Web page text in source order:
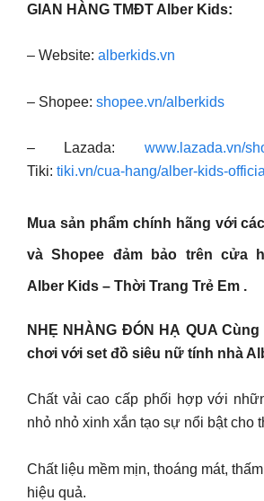
GIAN HÀNG TMĐT Alber Kids:
– Website: alberkids.vn
– Shopee: shopee.vn/alberkids
– Lazada: www.lazada.vn/
Tiki: tiki.vn/cua-hang/alber-kids-official
Mua sản phẩm chính hãng với
và Shopee đảm bảo trên cửa
Alber Kids – Thời Trang Trẻ Em .
NHẸ NHÀNG ĐÓN HẠ QUA
chơi với set đồ siêu nữ tính nhà
Chất vải cao cấp phối hợp với
nhỏ nhỏ xinh xắn tạo sự nổi bật cho
Chất liệu mềm mịn, thoáng mát,
hiệu quả.